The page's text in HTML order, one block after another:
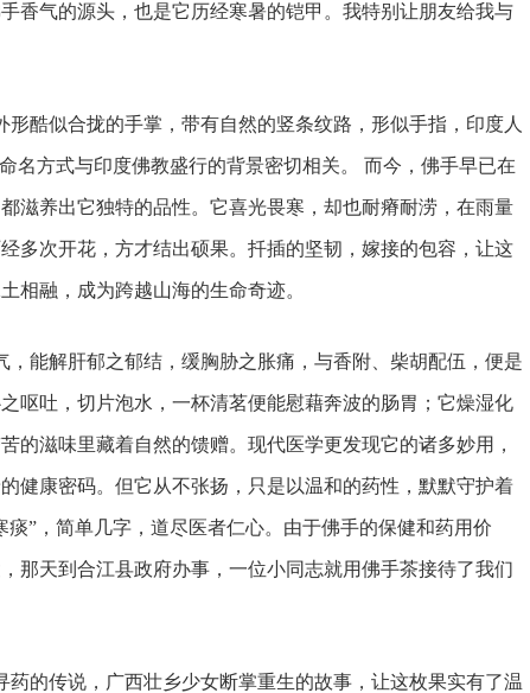
香气的源头，也是它历经寒暑的铠甲。我特别让朋友给我与
酷似合拢的手掌，带有自然的竖条纹路，形似手指，印度人
名方式与印度佛教盛行的背景密切相关。 ‌而今，佛手早已在
滋养出它独特的品性。它喜光畏寒，却也耐瘠耐涝，在雨量
多次开花，方才结出硕果。扦插的坚韧，嫁接的包容，让这
相融，成为跨越山海的生命奇迹。
能解肝郁之郁结，缓胸胁之胀痛，与香附、柴胡配伍，便是
呕吐，切片泡水，一杯清茗便能慰藉奔波的肠胃；它燥湿化
的滋味里藏着自然的馈赠。现代医学更发现它的诸多妙用，
健康密码。但它从不张扬，只是以温和的药性，默默守护着
”，简单几字，道尽医者仁心。由于佛手的保健和药用价
那天到合江县政府办事，一位小同志就用佛手茶接待了我们
的传说，广西壮乡少女断掌重生的故事，让这枚果实有了温